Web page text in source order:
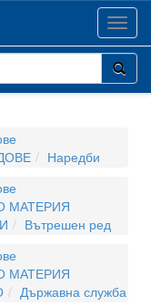
Наредби
МАТЕРИЯ
Вътрешен ред
МАТЕРИЯ
Държавна служба